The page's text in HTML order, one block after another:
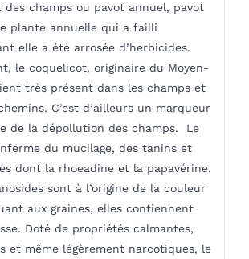
des champs ou pavot annuel, pavot
plante annuelle qui a failli
elle a été arrosée d’herbicides.
le coquelicot, originaire du Moyen-
très présent dans les champs et
C’est d’ailleurs un marqueur
de la dépollution des champs. Le
du mucilage, des tanins et
dont la rhoeadine et la papavérine.
sont à l’origine de la couleur
aux graines, elles contiennent
Doté de propriétés calmantes,
et même légèrement narcotiques, le